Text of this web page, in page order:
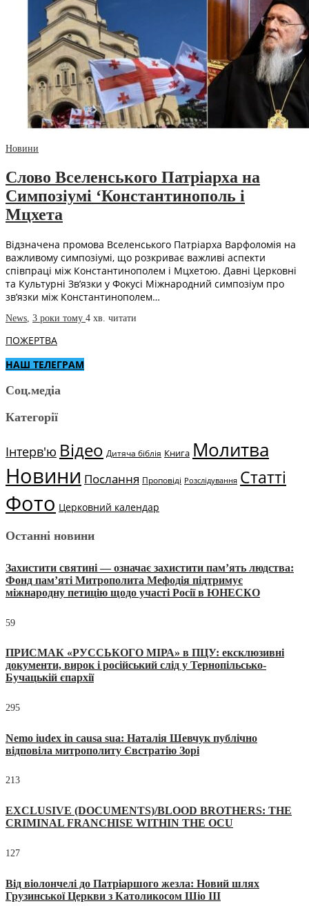
Новини
Слово Вселенського Патріарха на
Симпозіумі ‘Константинополь і
Мцхета
Відзначена промова Вселенського Патріарха Варфоломія на
важливому симпозіумі, що розкриває важливі аспекти
співпраці між Константинополем і Мцхетою. Давні Церковні
та Культурні Зв’язки у Фокусі Міжнародний симпозіум про
зв’язки між Константинополем…
News, 3 роки тому 4 хв. читати
ПОЖЕРТВА
НАШ ТЕЛЕГРАМ
Соц.медіа
Категорії
Інтерв'ю Відео Дитяча біблія Книга Молитва
Новини Послання Проповіді Розслідування Статті
Фото Церковний календар
Останні новини
Захистити святині — означає захистити пам’ять людства:
Фонд пам’яті Митрополита Мефодія підтримує
міжнародну петицію щодо участі Росії в ЮНЕСКО
59
ПРИСМАК «РУССЬКОГО МІРА» в ПЦУ: ексклюзивні
документи, вирок і російський слід у Тернопільсько-
Бучацькій єпархії
295
Nemo iudex in causa sua: Наталія Шевчук публічно
відповіла митрополиту Євстратію Зорі
213
EXCLUSIVE (DOCUMENTS)/BLOOD BROTHERS: THE
CRIMINAL FRANCHISE WITHIN THE OCU
127
Від віолончелі до Патріаршого жезла: Новий шлях
Грузинської Церкви з Католикосом Шіо III